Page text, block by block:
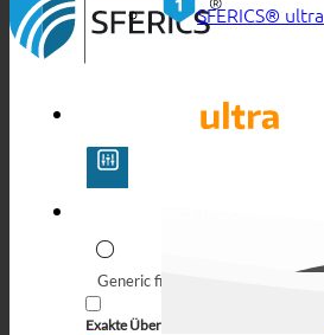
Generic filters
Exakte Übereinstimmung
SFERICS® ultra